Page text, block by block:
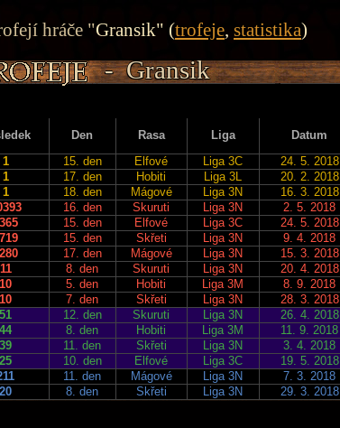
hráče "Gransik" (trofeje, statistika)
- Gransik
- Gransik
- Gransik
- Gransik
- Gransik
Den Rasa Liga Datum
1 15. den Elfové Liga 3C
24. 5. 2018
1 17. den Hobiti Liga 3L 20. 2. 2018
1 18. den Mágové Liga 3N 16. 3. 2018
16. den Skuruti Liga 3N 2. 5. 2018
15. den Elfové Liga 3C
24. 5. 2018
15. den Skřeti Liga 3N 9. 4. 2018
17. den Mágové Liga 3N 15. 3. 2018
11 8. den Skuruti Liga 3N 20. 4. 2018
10 5. den Hobiti Liga 3M 8. 9. 2018
10 7. den Skřeti Liga 3N 28. 3. 2018
51 12. den Skuruti Liga 3N 26. 4. 2018
44 8. den Hobiti Liga 3M 11. 9. 2018
39 11. den Skřeti Liga 3N 3. 4. 2018
25 10. den Elfové Liga 3C
19. 5. 2018
11. den Mágové Liga 3N 7. 3. 2018
20 8. den Skřeti Liga 3N 29. 3. 2018